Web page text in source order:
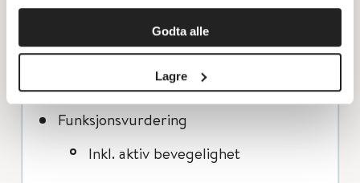
Godta alle
Lagre
Elementer som alltid bør være med i en
klinisk undersøkelse
Inspeksjon
Funksjonsvurdering
Inkl. aktiv bevegelighet